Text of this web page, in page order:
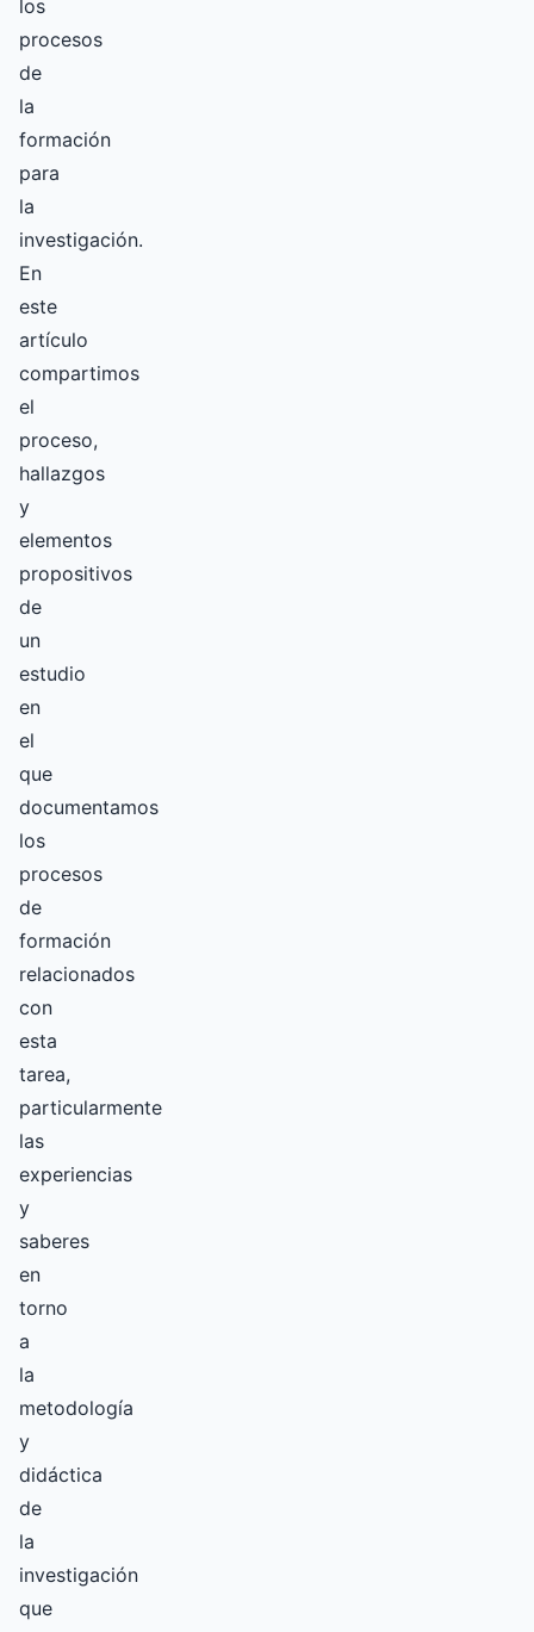
los
procesos
de
la
formación
para
la
investigación.
En
este
artículo
compartimos
el
proceso,
hallazgos
y
elementos
propositivos
de
un
estudio
en
el
que
documentamos
los
procesos
de
formación
relacionados
con
esta
tarea,
particularmente
las
experiencias
y
saberes
en
torno
a
la
metodología
y
didáctica
de
la
investigación
que